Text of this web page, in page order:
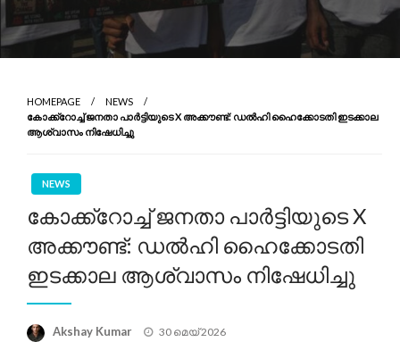
HOMEPAGE
NEWS
കോക്ക്റോച്ച് ജനതാ പാർട്ടിയുടെ X അക്കൗണ്ട്: ഡൽഹി ഹൈക്കോടതി ഇടക്കാല
ആശ്വാസം നിഷേധിച്ചു
NEWS
കോക്ക്റോച്ച് ജനതാ പാർട്ടിയുടെ X
അക്കൗണ്ട്: ഡൽഹി ഹൈക്കോടതി
ഇടക്കാല ആശ്വാസം നിഷേധിച്ചു
Akshay Kumar
Posted
30 മെയ്‌ 2026